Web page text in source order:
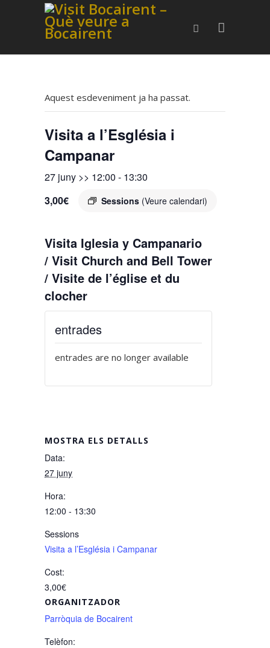
Aquest esdeveniment ja ha passat.
Visita a l’Església i
Campanar
27 juny >> 12:00 - 13:30
Sessions (Veure calendari)
3,00€
Visita Iglesia y Campanario
/ Visit Church and Bell Tower
/ Visite de l’église et du
clocher
MOSTRA ELS DETALLS
Data:
27 juny
Hora:
12:00 - 13:30
Sessions
Visita a l’Església i Campanar
Cost:
3,00€
ORGANITZADOR
Parròquia de Bocairent
Telèfon:
entrades
entrades are no longer available